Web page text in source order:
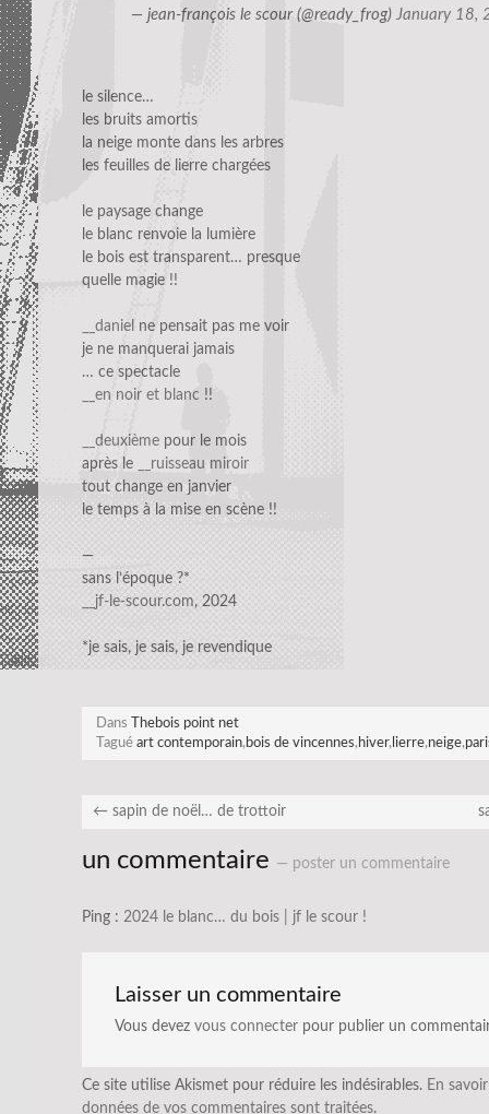
— jean-françois le scour (@ready_frog) January 18,
le silence…
les bruits amortis
la neige monte dans les arbres
les feuilles de lierre chargées
le paysage change
le blanc renvoie la lumière
le bois est transparent… presque
quelle magie !!
__daniel ne pensait pas me voir
je ne manquerai jamais
… ce spectacle
__en noir et blanc !!
__deuxième pour le mois
après le
__ruisseau miroir
tout change en janvier
le temps à la mise en scène !!
—
sans l’époque ?*
__jf-le-scour.com, 2024
*je sais, je sais, je revendique
Dans
Thebois point net
Tagué art contemporain,bois de vincennes,hiver,lierre,neige,
← sapin de noël… de trottoir
un commentaire — poster un commentaire
Ping : 2024 le blanc… du bois | jf le scour !
Laisser un commentaire
Vous devez vous connecter pour publier un
Ce site utilise Akismet pour réduire les indésirables. En
données de vos commentaires sont traitées.